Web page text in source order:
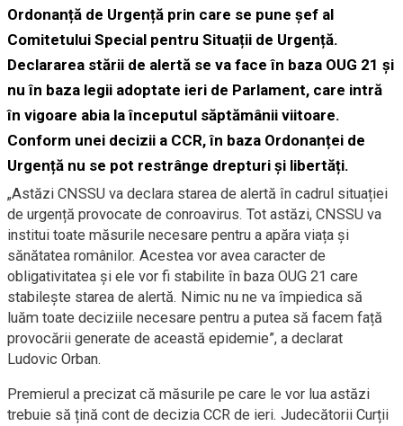
Ordonanță de Urgență prin care se pune șef al
Comitetului Special pentru Situații de Urgență.
Declararea stării de alertă se va face în baza OUG 21 și
nu în baza legii adoptate ieri de Parlament, care intră
în vigoare abia la începutul săptămânii viitoare.
Conform unei decizii a CCR, în baza Ordonanței de
Urgență nu se pot restrânge drepturi și libertăți.
„Astăzi CNSSU va declara starea de alertă în cadrul situației
de urgență provocate de conroavirus. Tot astăzi, CNSSU va
institui toate măsurile necesare pentru a apăra viața și
sănătatea românilor. Acestea vor avea caracter de
obligativitatea și ele vor fi stabilite în baza OUG 21 care
stabilește starea de alertă. Nimic nu ne va împiedica să
luăm toate deciziile necesare pentru a putea să facem față
provocării generate de această epidemie”, a declarat
Ludovic Orban.
Premierul a precizat că măsurile pe care le vor lua astăzi
trebuie să țină cont de decizia CCR de ieri. Judecătorii Curții